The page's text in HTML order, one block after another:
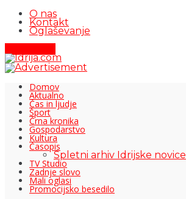
O nas
Kontakt
Oglaševanje
Domov
Aktualno
Čas in ljudje
Šport
Črna kronika
Gospodarstvo
Kultura
Časopis
Spletni arhiv Idrijske novice
TV Studio
Zadnje slovo
Mali oglasi
Promocijsko besedilo